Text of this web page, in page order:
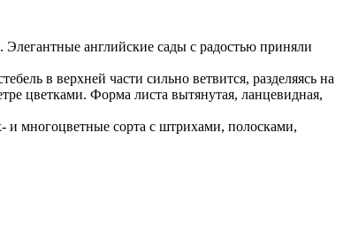
английские сады с радостью приняли
в верхней части сильно ветвится, разделяясь на
цветками. Форма листа вытянутая, ланцевидная,
и многоцветные сорта с штрихами, полосками,